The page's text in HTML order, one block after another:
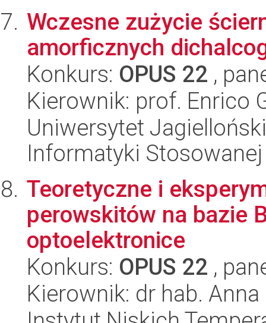
Wczesne zużycie
amorficznych
Konkurs: OPUS 22 ,
Kierownik: prof. Enrico
Uniwersytet
Informatyki Stosowanej
Teoretyczne i
perowskitów na bazie
optoelektronice
Konkurs: OPUS 22 ,
Kierownik: dr hab.